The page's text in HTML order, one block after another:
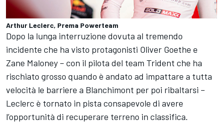
Arthur Leclerc, Prema Powerteam
Dopo la lunga interruzione dovuta al tremendo
incidente che ha visto protagonisti Oliver Goethe e
Zane Maloney – con il pilota del team Trident che ha
rischiato grosso quando è andato ad impattare a tutta
velocità le barriere a Blanchimont per poi ribaltarsi –
Leclerc è tornato in pista consapevole di avere
l’opportunità di recuperare terreno in classifica.